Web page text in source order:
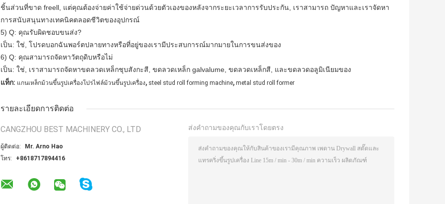
ชิ้นส่วนที่ขาด freell, แต่คุณต้องจ่ายค่าใช้จ่ายด่วนด้วยตัวเองของหลังจากระยะเวลาการรับประกัน, เราสามารถ ปัญหาและเราจัดหา
การสนับสนุนทางเทคนิคตลอดชีวิตของอุปกรณ์
5) Q: คุณรับผิดชอบขนส่ง?
เป็น: ใช่, โปรดบอกฉันพอร์ตปลายทางหรือที่อยู่ของเรามีประสบการณ์มากมายในการขนส่งของ
6) Q: คุณสามารถจัดหาวัตถุดิบหรือไม่
เป็น: ใช่, เราสามารถจัดหาขดลวดเหล็กชุบสังกะสี, ขดลวดเหล็ก galvalume, ขดลวดเหล็กสี, และขดลวดอลูมิเนียมของ
แท็ก: แกนเหล็กม้วนขึ้นรูปเครื่องโปรไฟล์ม้วนขึ้นรูปเครื่อง, steel stud roll forming machine, metal stud roll former
รายละเอียดการติดต่อ
CANGZHOU BEST MACHINERY CO., LTD
ผู้ติดต่อ:
Mr. Arno Hao
โทร:
+8618717894416
ส่งคำถามของคุณกับเราโดยตรง